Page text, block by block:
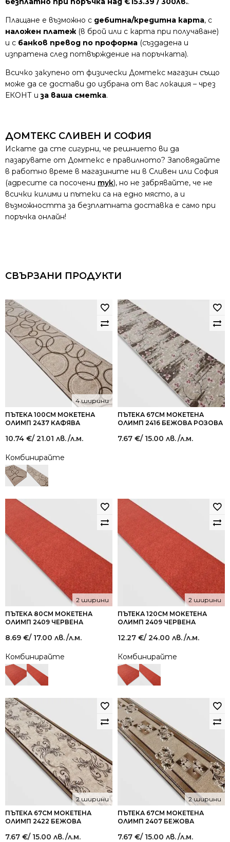
Плащане е възможно с дебитна/кредитна карта, с
наложен платеж (в брой или с карта при получаване)
и с банков превод по проформа (създадена и
изпратена след потвърждение на поръчката).
Всичко закупено от физически Домтекс магазин също
може да се достави до избрана от вас локация – чрез
ЕКОНТ иза ваша сметка.
ДОМТЕКС СЛИВЕН И СОФИЯ
Искате да сте сигурни, че решнието ви да
пазарувате от Домтекс е правилното? Заповядайте
в работно време в магазините ни в Сливен или София
(адресите са посочени тук), но не забрявайте, че не
всички килими и пътеки са на едно място, а и
възможността за безплатната доставка е само при
поръчка онлайн!
СВЪРЗАНИ ПРОДУКТИ
ПЪТЕКА 100СМ МОКЕТЕНА
ОЛИМП 2437 КАФЯВА
4 ширини
10.74 €/ 21.01 лв./л.м.
Комбинирайте
ПЪТЕКА 67СМ МОКЕТЕНА
ОЛИМП 2416 БЕЖОВА РОЗОВА
7.67 €/ 15.00 лв./л.м.
ПЪТЕКА 80СМ МОКЕТЕНА
ОЛИМП 2409 ЧЕРВЕНА
2 ширини
8.69 €/ 17.00 лв./л.м.
Комбинирайте
ПЪТЕКА 120СМ МОКЕТЕНА
ОЛИМП 2409 ЧЕРВЕНА
2 ширини
12.27 €/ 24.00 лв./л.м.
Комбинирайте
ПЪТЕКА 67СМ МОКЕТЕНА
ОЛИМП 2422 БЕЖОВА
2 ширини
7.67 €/ 15.00 лв./л.м.
ПЪТЕКА 67СМ МОКЕТЕНА
ОЛИМП 2407 БЕЖОВА
2 ширини
7.67 €/ 15.00 лв./л.м.